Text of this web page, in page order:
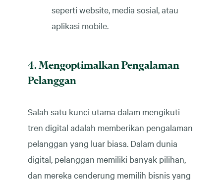
seperti website, media sosial, atau
aplikasi mobile.
4. Mengoptimalkan Pengalaman
Pelanggan
Salah satu kunci utama dalam mengikuti
tren digital adalah memberikan pengalaman
pelanggan yang luar biasa. Dalam dunia
digital, pelanggan memiliki banyak pilihan,
dan mereka cenderung memilih bisnis yang